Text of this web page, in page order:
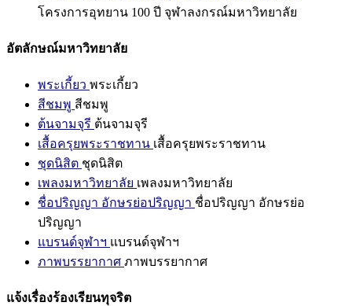
โครงการอุทยาน 100 ปี จุฬาลงกรณ์มหาวิทยาลัย
อัตลักษณ์มหาวิทยาลัย
พระเกี้ยว พระเกี้ยว
สีชมพู สีชมพู
ต้นจามจุรี ต้นจามจุรี
เสื้อครุยพระราชทาน เสื้อครุยพระราชทาน
ชุดนิสิต ชุดนิสิต
เพลงมหาวิทยาลัย เพลงมหาวิทยาลัย
ชื่อปริญญา อักษรย่อปริญญา ชื่อปริญญา อักษรย่อ
ปริญญา
แบรนด์จุฬาฯ แบรนด์จุฬาฯ
ภาพบรรยากาศ ภาพบรรยากาศ
แจ้งเรื่องร้องเรียนทุจริต